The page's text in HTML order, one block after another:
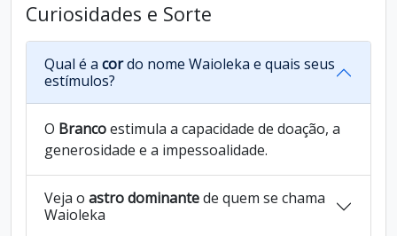
Curiosidades e Sorte
Qual é a cordo nome Waioleka e quais seus
estímulos?
O Brancoestimula a capacidade de doação, a
generosidade e a impessoalidade.
Veja o astro dominantede quem se chama
Waioleka